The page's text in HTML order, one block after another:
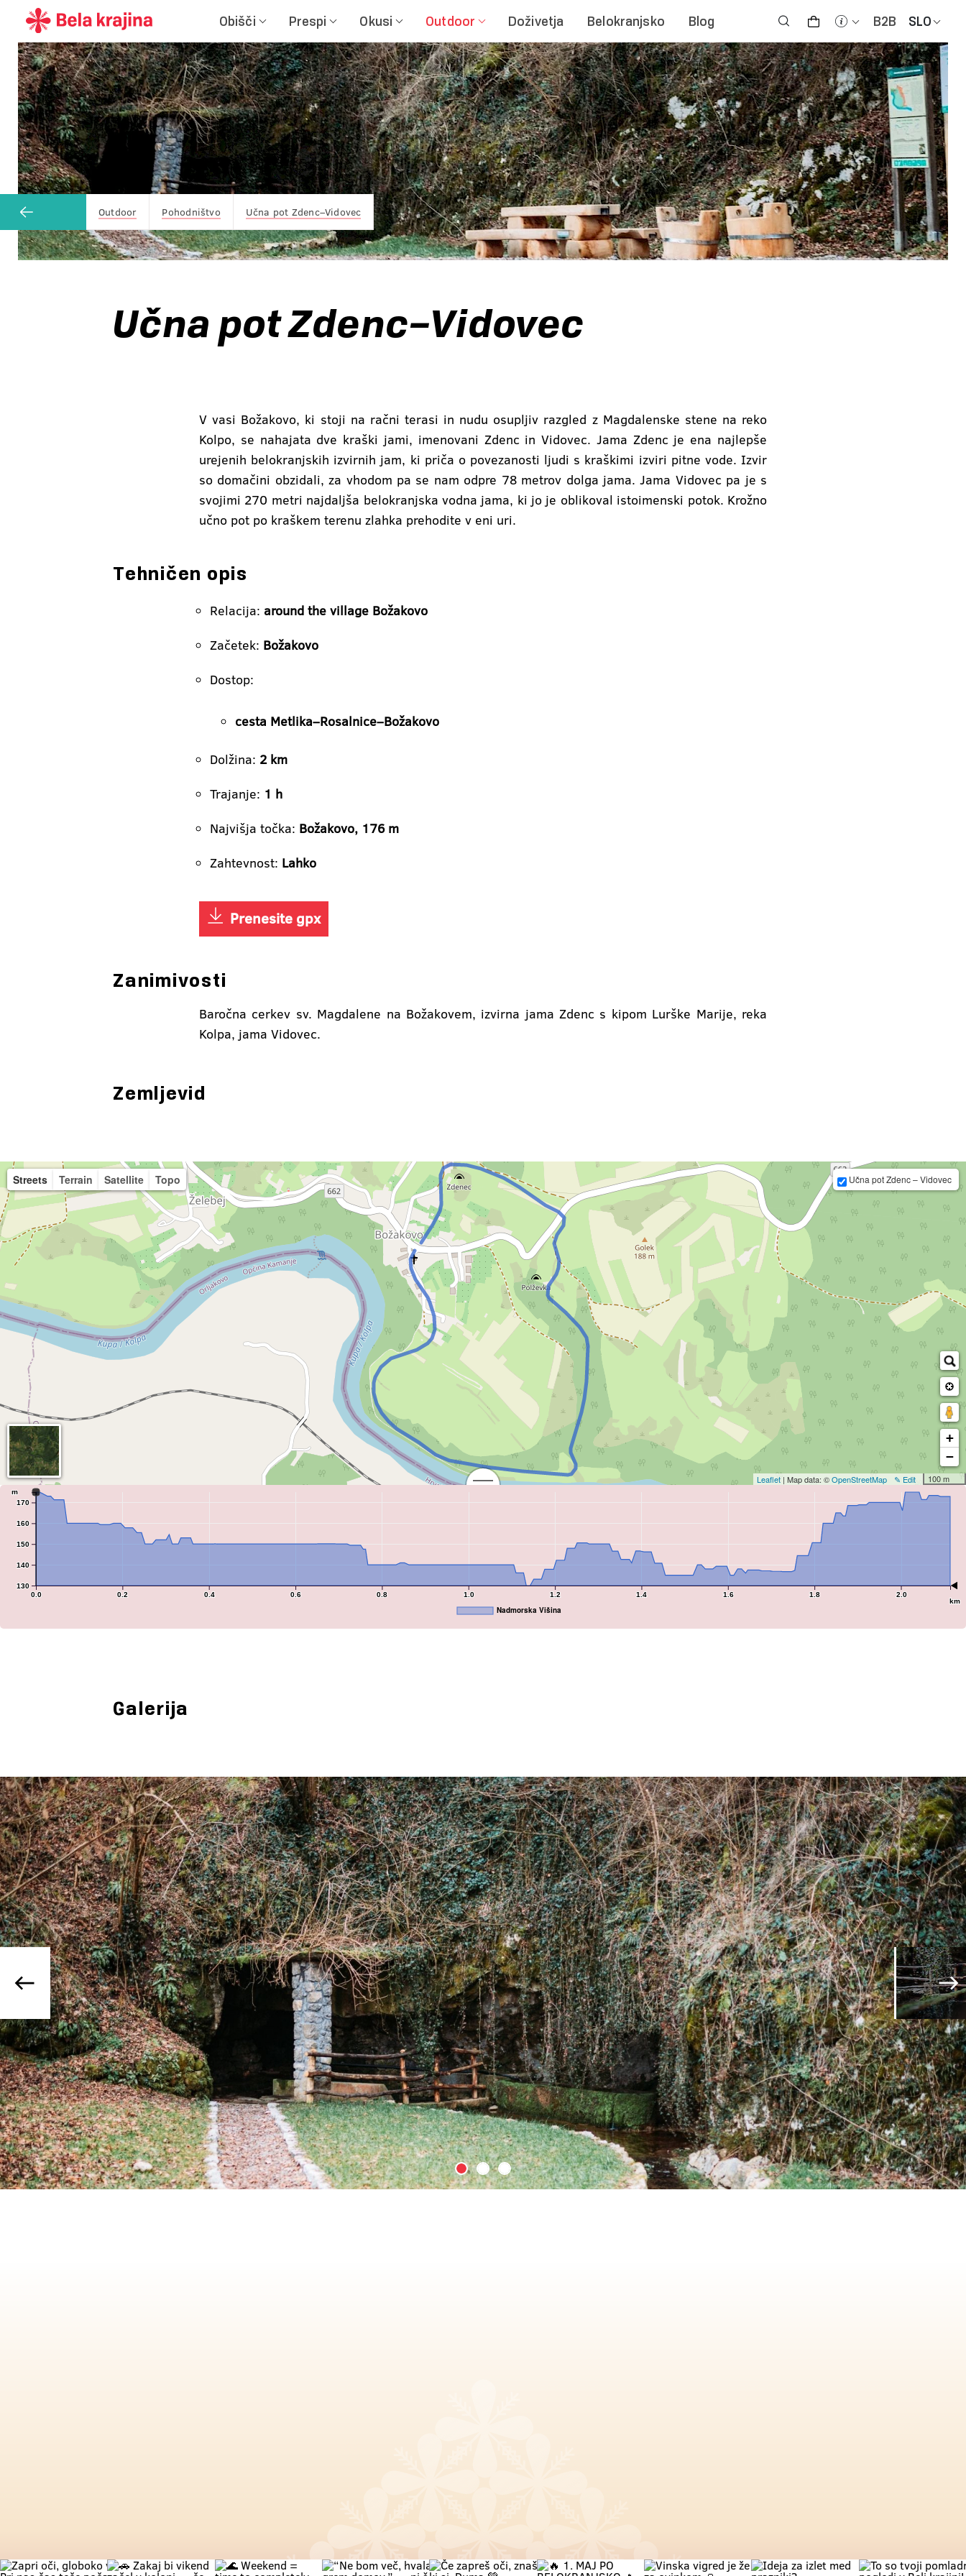
B2B SLO
Obišči Prespi Okusi Outdoor Doživetja Belokranjsko Blog
Outdoor Pohodništvo Učna pot Zdenc–Vidovec
Učna pot Zdenc–Vidovec
V vasi Božakovo, ki stoji na račni terasi in nudu osupljiv razgled z Magdalenske stene na reko
Kolpo, se nahajata dve kraški jami, imenovani Zdenc in Vidovec. Jama Zdenc je ena najlepše
urejenih belokranjskih izvirnih jam, ki priča o povezanosti ljudi s kraškimi izviri pitne vode. Izvir
so domačini obzidali, za vhodom pa se nam odpre 78 metrov dolga jama. Jama Vidovec pa je s
svojimi 270 metri najdaljša belokranjska vodna jama, ki jo je oblikoval istoimenski potok. Krožno
učno pot po kraškem terenu zlahka prehodite v eni uri.
Tehničen opis
Relacija: around the village Božakovo
Začetek: Božakovo
Dostop:
cesta Metlika–Rosalnice–Božakovo
Dolžina: 2 km
Trajanje: 1 h
Najvišja točka: Božakovo, 176 m
Zahtevnost: Lahko
Prenesite gpx
Zanimivosti
Baročna cerkev sv. Magdalene na Božakovem, izvirna jama Zdenc s kipom Lurške Marije, reka
Kolpa, jama Vidovec.
Zemljevid
Streets Terrain Satellite Topo Učna pot Zdenc – Vidovec
+
−
100 m
✎ Edit
Leaflet | Map data: ©OpenStreetMap
0.0 0.2 0.4 0.6 0.8 1.0 1.2 1.4 1.6 1.8 2.0
km
130
140
150
160
170
m
Nadmorska Višina
Galerija
Previous